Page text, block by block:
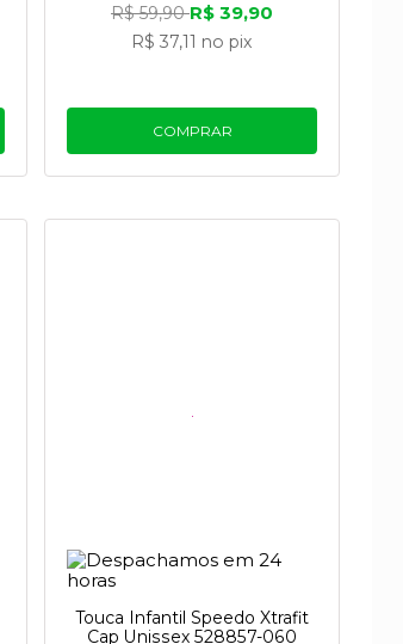
R$ 59,90R$ 39,90
R$ 37,11 no pix
COMPRAR
Touca Infantil Speedo Xtrafit
Cap Unissex 528857-060